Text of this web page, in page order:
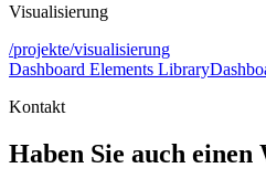
Visualisierung
/projekte/visualisierung
Dashboard Elements Library
Kontakt
Haben Sie auch einen